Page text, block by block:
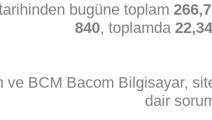
bugüne toplam
840, toplamda
ve BCM Bacom Bilgisayar,
dair